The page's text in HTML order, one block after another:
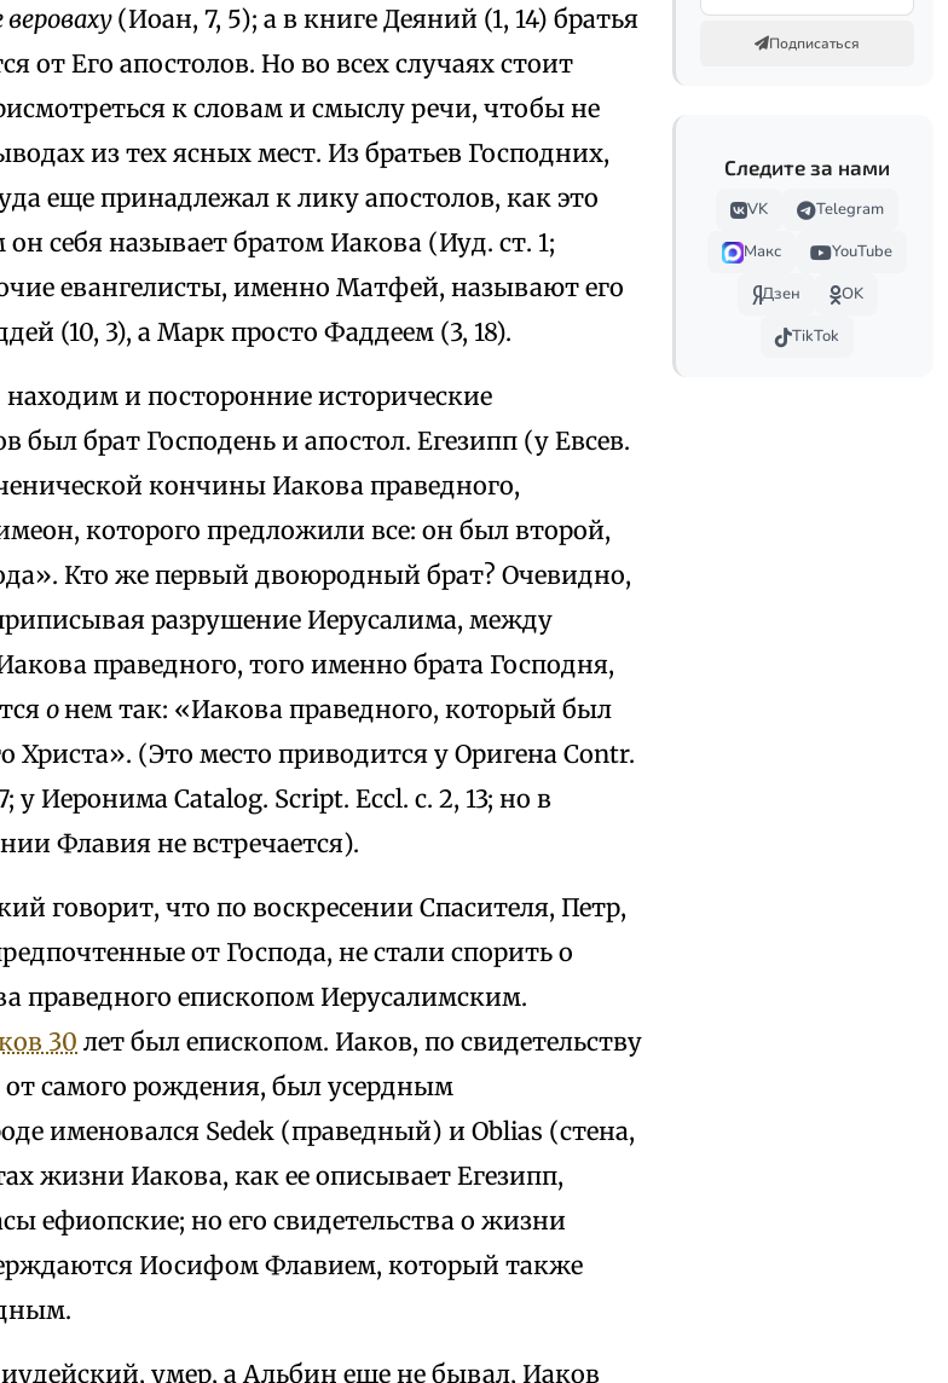
(Иоан, 7, 5); а в книге Деяний (1, 14) братья
от Его апостолов. Но во всех случаях стоит
к словам и смыслу речи, чтобы не
из тех ясных мест. Из братьев Господних,
еще принадлежал к лику апостолов, как это
себя называет братом Иакова (Иуд. ст. 1;
евангелисты, именно Матфей, называют его
(10, 3), а Марк просто Фаддеем (3, 18).
и посторонние исторические
был брат Господень и апостол. Егезипп (у Евсев.
кончины Иакова праведного,
которого предложили все: он был второй,
Кто же первый двоюродный брат? Очевидно,
разрушение Иерусалима, между
праведного, того именно брата Господня,
онем так: «Иакова праведного, который был
Христа». (Это место приводится у Оригена Contr.
у Иеронима Catalog. Script. Eccl. c. 2, 13; но в
Флавия не встречается).
говорит, что по воскресении Спасителя, Петр,
от Господа, не стали спорить о
праведного епископом Иерусалимским.
30 лет был епископом. Иаков, по свидетельству
от самого рождения, был усердным
именовался Sedek (праведный) и Oblias (стена,
жизни Иакова, как ее описывает Егезипп,
ефиопские; но его свидетельства о жизни
Иосифом Флавием, который также
умер, а Альбин еще не бывал, Иаков
Подписаться
Следите за нами
VK
Telegram
Макс
YouTube
Дзен
OK
TikTok